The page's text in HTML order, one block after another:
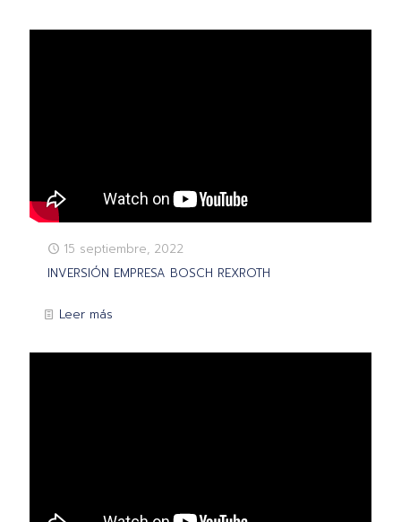
15 septiembre, 2022
INVERSIÓN EMPRESA BOSCH REXROTH
Leer más